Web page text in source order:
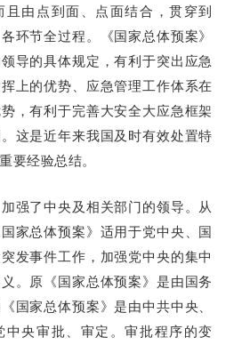
且由点到面、点面结合，贯穿到
环节全过程。《国家总体预案》
导的具体规定，有利于突出应急
上的优势、应急管理工作体系在
，有利于完善大安全大应急框架
这是近年来我国及时有效处置特
要经验总结。
强了中央及相关部门的领导。从
家总体预案》适用于党中央、国
发事件工作，加强党中央的集中
。原《国家总体预案》是由国务
国家总体预案》是由中共中央、
中央审批、审定。审批程序的变